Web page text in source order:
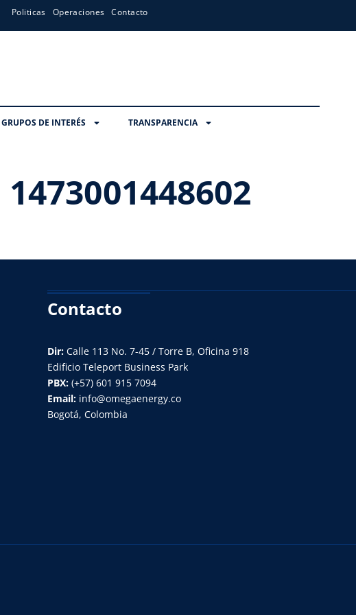
Politicas Operaciones Contacto
GRUPOS DE INTERÉS TRANSPARENCIA
1473001448602
Contacto
Dir:Calle 113 No. 7-45 / Torre B, Oficina 918
Edificio Teleport Business Park
PBX:(+57) 601 915 7094
Email:info@omegaenergy.co
Bogotá, Colombia